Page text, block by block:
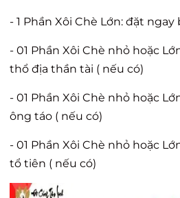
- 1 Phần Xôi Chè Lớn: đặt
- 01 Phần Xôi Chè nhỏ hoặc
thổ địa thần tài ( nếu có)
- 01 Phần Xôi Chè nhỏ hoặc
ông táo ( nếu có)
- 01 Phần Xôi Chè nhỏ hoặc
tổ tiên ( nếu có)